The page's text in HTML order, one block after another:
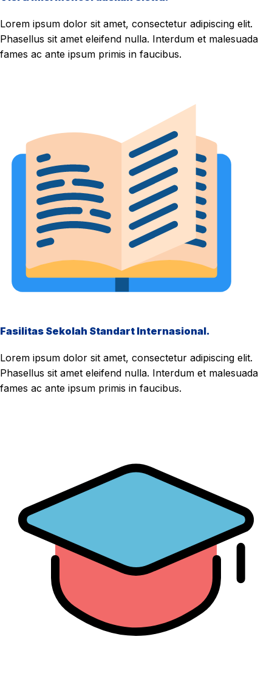
Lorem ipsum dolor sit amet, consectetur adipiscing elit.
Phasellus sit amet eleifend nulla. Interdum et malesuada
fames ac ante ipsum primis in faucibus.
Fasilitas Sekolah Standart Internasional.
Lorem ipsum dolor sit amet, consectetur adipiscing elit.
Phasellus sit amet eleifend nulla. Interdum et malesuada
fames ac ante ipsum primis in faucibus.